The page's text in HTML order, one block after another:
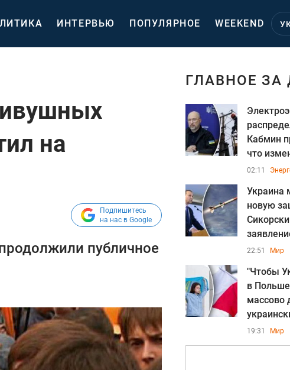
ИНТЕРВЬЮ ПОПУЛЯРНОЕ WEEKEND
на
Подпишитесь
на нас в Google
публичное
ГЛАВНОЕ ЗА
Кабмин
что
02:11
Украина
новую
22:51 Мир
"Чтобы
в
массово
19:31 Мир